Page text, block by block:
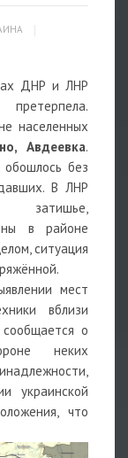
ДНР и ЛНР
населенных
Авдеевка.
обошлось без
В ЛНР
затишье,
в районе
ситуация
мест
вблизи
о
неких
украинской
что